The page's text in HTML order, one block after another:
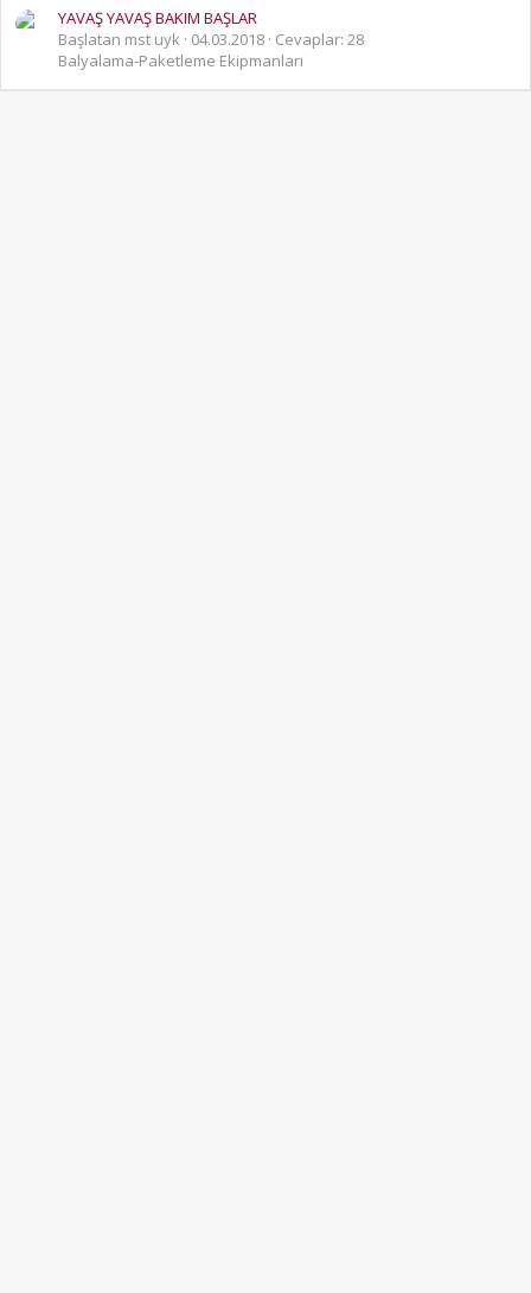
YAVAŞ YAVAŞ BAKIM BAŞLAR
Başlatan mst uyk
04.03.2018 Cevaplar: 28
Balyalama-Paketleme Ekipmanları